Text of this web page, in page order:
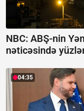
NBC: ABŞ-nin
nəticəsində
04:35